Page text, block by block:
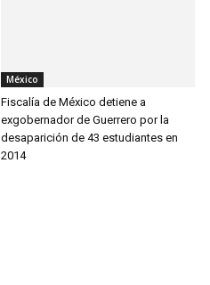
México
Fiscalía de México detiene a
exgobernador de Guerrero por la
desaparición de 43 estudiantes en
2014